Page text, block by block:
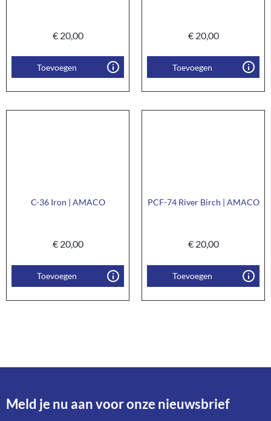
€20,00
Toevoegen
€20,00
Toevoegen
C-36 Iron | AMACO
€20,00
Toevoegen
PCF-74 River Birch | AMACO
€20,00
Toevoegen
Meld je nu aan voor onze nieuwsbrief​